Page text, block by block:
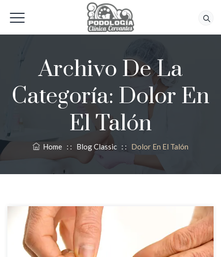
Archivo De La
Categoría: Dolor En
El Talón
Home : : Blog Classic : : Dolor En El Talón